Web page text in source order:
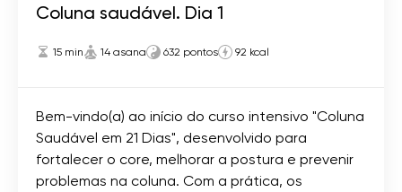
Coluna saudável. Dia 1
15 min 14 asana 632 pontos 92 kcal
Bem-vindo(a) ao início do curso intensivo "Coluna
Saudável em 21 Dias", desenvolvido para
fortalecer o core, melhorar a postura e prevenir
problemas na coluna. Com a prática, os